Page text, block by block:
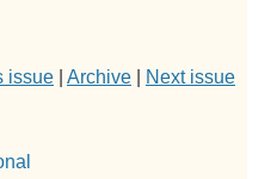
issue Archive Next issue